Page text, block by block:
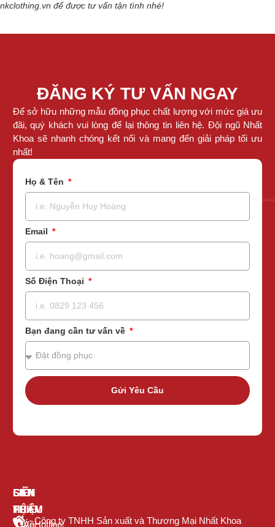
nkclothing.vn để được tư vấn tận tình nhé!
ĐĂNG KÝ TƯ VẤN NGAY
Để sở hữu những mẫu đồng phục chất lượng với mức giá ưu
đãi, quý khách vui lòng để lại thông tin liên hệ. Đội ngũ Nhất
Khoa sẽ nhanh chóng kết nối và mang đến giải pháp tối ưu
nhất!
Họ & Tên
Email
Số Điện Thoại
Bạn đang cần tư vấn về
Gửi Yêu Cầu
Công ty TNHH Sản xuất và Thương Mại Nhất Khoa
GIỚI
THIỆU
Về
SẢN
PHẨM
Áo
LIÊN
HỆ
Hotline: